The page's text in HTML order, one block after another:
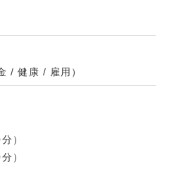
/ 健康 / 雇用）
）
）